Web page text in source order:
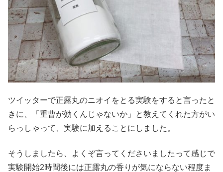
ツイッターで正露丸のニオイをとる実験をすると言ったと
きに、「重曹が効くんじゃないか」と教えてくれた方がい
らっしゃって、実験に加えることにしました。
そうしましたら、よくぞ言ってくださいましたって感じで
実験開始2時間後には正露丸の香りが気にならない程度ま